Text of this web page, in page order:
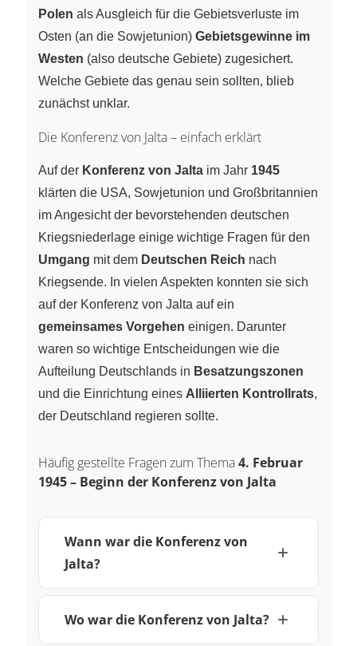
Polen als Ausgleich für die Gebietsverluste im
Osten (an die Sowjetunion) Gebietsgewinne im
Westen (also deutsche Gebiete) zugesichert.
Welche Gebiete das genau sein sollten, blieb
zunächst unklar.
Die Konferenz von Jalta – einfach erklärt
Auf der Konferenz von Jalta im Jahr 1945
klärten die USA, Sowjetunion und Großbritannien
im Angesicht der bevorstehenden deutschen
Kriegsniederlage einige wichtige Fragen für den
Umgang mit dem Deutschen Reich nach
Kriegsende. In vielen Aspekten konnten sie sich
auf der Konferenz von Jalta auf ein
gemeinsames Vorgehen einigen. Darunter
waren so wichtige Entscheidungen wie die
Aufteilung Deutschlands in Besatzungszonen
und die Einrichtung eines Alliierten Kontrollrats,
der Deutschland regieren sollte.
Häufig gestellte Fragen zum Thema4. Februar
1945 – Beginn der Konferenz von Jalta
Wann war die Konferenz von
Jalta?
Wo war die Konferenz von Jalta?